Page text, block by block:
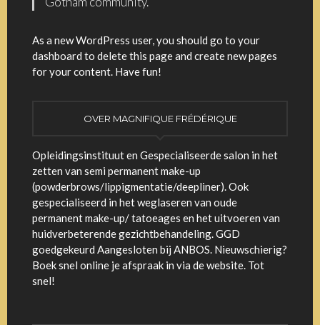
As a new WordPress user, you should go to your
dashboard to delete this page and create new pages
for your content. Have fun!
OVER MAGNIFIQUE FRÉDÉRIQUE
Opleidingsinstituut en Gespecialiseerde salon in het
zetten van semi permanent make-up
(powderbrows/lippigmentatie/deepliner). Ook
gespecialiseerd in het weglaseren van oude
permanent make-up/ tatoeages en het uitvoeren van
huidverbeterende gezichtbehandeling. GGD
goedgekeurd Aangesloten bij ANBOS. Nieuwschierig?
Boek snel online je afspraak in via de website. Tot
snel!